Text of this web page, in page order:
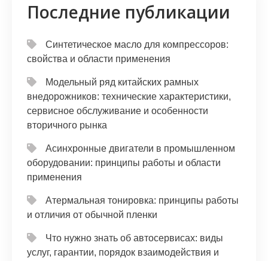
Последние публикации
Синтетическое масло для компрессоров:
свойства и области применения
Модельный ряд китайских рамных
внедорожников: технические характеристики,
сервисное обслуживание и особенности
вторичного рынка
Асинхронные двигатели в промышленном
оборудовании: принципы работы и области
применения
Атермальная тонировка: принципы работы
и отличия от обычной пленки
Что нужно знать об автосервисах: виды
услуг, гарантии, порядок взаимодействия и